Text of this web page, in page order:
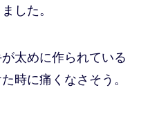
した。
太めに作られている
時に痛くなさそう。